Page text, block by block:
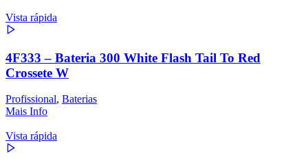
Vista rápida
4F333 – Bateria 300 White Flash Tail To Red
Crossete W
Profissional, Baterias
Mais Info
Vista rápida